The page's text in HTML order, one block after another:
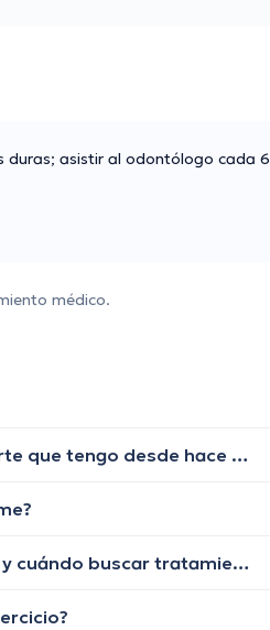
duras; asistir al odontólogo cada 6
médico.
He notado que he perdido peso sin hacer dieta, ¿podría estar relacionado con una tos muy fuerte que tengo desde hace un tiempo largo?
Mi pequeño hijo se ha quejado de dolor en el pecho y dificultad para respirar, ¿podría ser asma y cuándo buscar tratamiento?